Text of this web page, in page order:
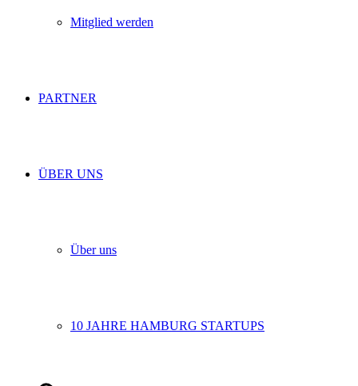
Mitglied werden
PARTNER
ÜBER UNS
Über uns
10 JAHRE HAMBURG STARTUPS